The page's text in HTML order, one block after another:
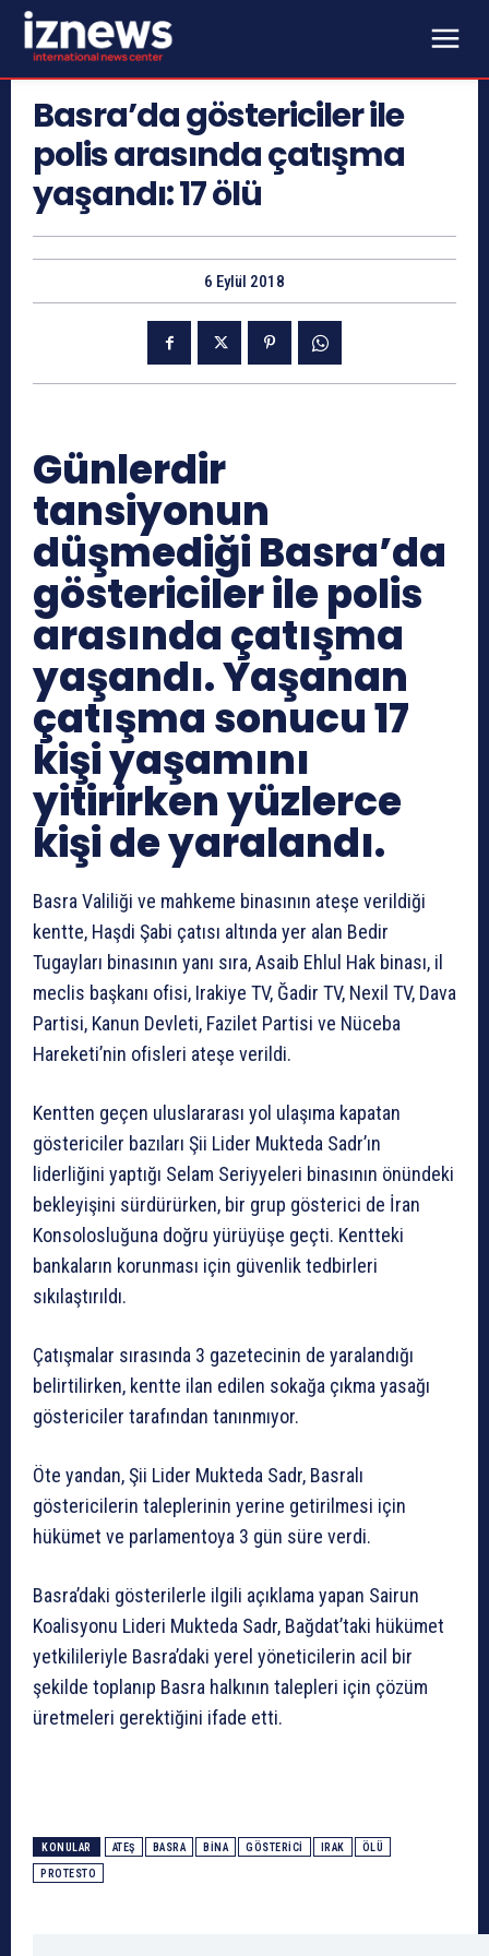
Basra’da göstericiler ile
polis arasında çatışma
yaşandı: 17 ölü
6 Eylül 2018
Günlerdir
tansiyonun
düşmediği Basra’da
göstericiler ile polis
arasında çatışma
yaşandı. Yaşanan
çatışma sonucu 17
kişi yaşamını
yitirirken yüzlerce
kişi de yaralandı.
Basra Valiliği ve mahkeme binasının ateşe verildiği
kentte, Haşdi Şabi çatısı altında yer alan Bedir
Tugayları binasının yanı sıra, Asaib Ehlul Hak binası, il
meclis başkanı ofisi, Irakiye TV, Ğadir TV, Nexil TV, Dava
Partisi, Kanun Devleti, Fazilet Partisi ve Nüceba
Hareketi’nin ofisleri ateşe verildi.
Kentten geçen uluslararası yol ulaşıma kapatan
göstericiler bazıları Şii Lider Mukteda Sadr’ın
liderliğini yaptığı Selam Seriyyeleri binasının önündeki
bekleyişini sürdürürken, bir grup gösterici de İran
Konsolosluğuna doğru yürüyüşe geçti. Kentteki
bankaların korunması için güvenlik tedbirleri
sıkılaştırıldı.
Çatışmalar sırasında 3 gazetecinin de yaralandığı
belirtilirken, kentte ilan edilen sokağa çıkma yasağı
göstericiler tarafından tanınmıyor.
Öte yandan, Şii Lider Mukteda Sadr, Basralı
göstericilerin taleplerinin yerine getirilmesi için
hükümet ve parlamentoya 3 gün süre verdi.
Basra’daki gösterilerle ilgili açıklama yapan Sairun
Koalisyonu Lideri Mukteda Sadr, Bağdat’taki hükümet
yetkilileriyle Basra’daki yerel yöneticilerin acil bir
şekilde toplanıp Basra halkının talepleri için çözüm
üretmeleri gerektiğini ifade etti.
KONULAR ATEŞ BASRA BINA GÖSTERICI IRAK ÖLÜ
PROTESTO